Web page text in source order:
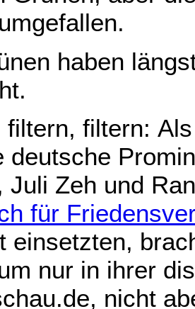
haben
filtern, filtern:
deutsche
Juli Zeh und
für
einsetzten,
nur in ihrer
nicht